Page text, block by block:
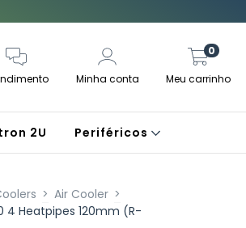
Minha conta Meu carrinho
0
2U Periféricos
> Air Cooler >
4 Heatpipes 120mm (R-